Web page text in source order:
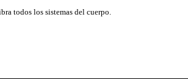
todos los sistemas del cuerpo.